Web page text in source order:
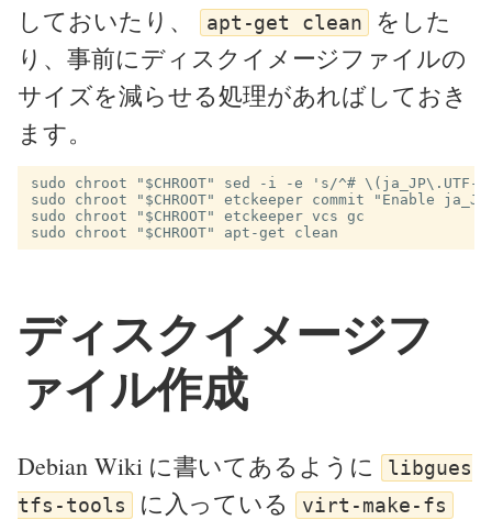
しておいたり、
apt-get clean
をした
り、事前にディスクイメージファイルの
サイズを減らせる処理があればしておき
ます。
sudo chroot "$CHROOT" sed -i -e 's/^#
sudo chroot "$CHROOT" etckeeper commit "Enable
sudo chroot "$CHROOT" etckeeper vcs gc
ディスクイメージフ
ァイル作成
Debian Wiki に書いてあるように libgues
tfs-tools に入っている virt-make-fs